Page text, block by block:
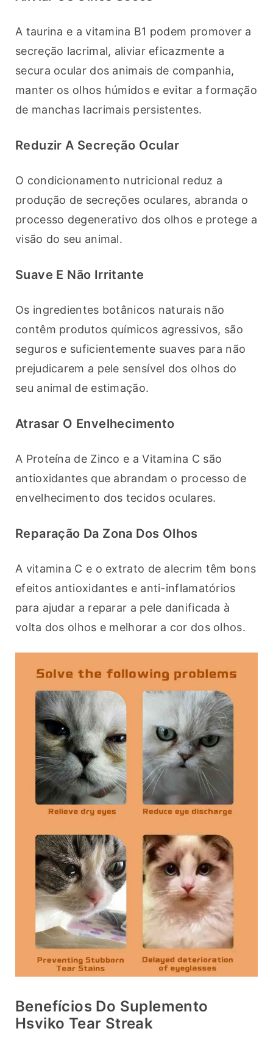
A taurina e a vitamina B1 podem promover a
secreção lacrimal, aliviar eficazmente a
secura ocular dos animais de companhia,
manter os olhos húmidos e evitar a formação
de manchas lacrimais persistentes.
Reduzir A Secreção Ocular
O condicionamento nutricional reduz a
produção de secreções oculares, abranda o
processo degenerativo dos olhos e protege a
visão do seu animal.
Suave E Não Irritante
Os ingredientes botânicos naturais não
contêm produtos químicos agressivos, são
seguros e suficientemente suaves para não
prejudicarem a pele sensível dos olhos do
seu animal de estimação.
Atrasar O Envelhecimento
A Proteína de Zinco e a Vitamina C são
antioxidantes que abrandam o processo de
envelhecimento dos tecidos oculares.
Reparação Da Zona Dos Olhos
A vitamina C e o extrato de alecrim têm bons
efeitos antioxidantes e anti-inflamatórios
para ajudar a reparar a pele danificada à
volta dos olhos e melhorar a cor dos olhos.
Benefícios Do Suplemento
Hsviko Tear Streak